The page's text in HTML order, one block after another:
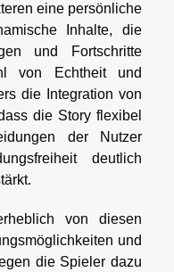
eine persönliche
Inhalte, die
und Fortschritte
von Echtheit und
die Integration von
die Story flexibel
der Nutzer
deutlich
von diesen
und
die Spieler dazu